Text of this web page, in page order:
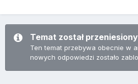
Temat został
Ten temat przebywa obecnie w
nowych odpowiedzi zostało